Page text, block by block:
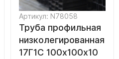
Артикул: N78058
Труба профильная
низколегированная
17Г1С 100х100х10